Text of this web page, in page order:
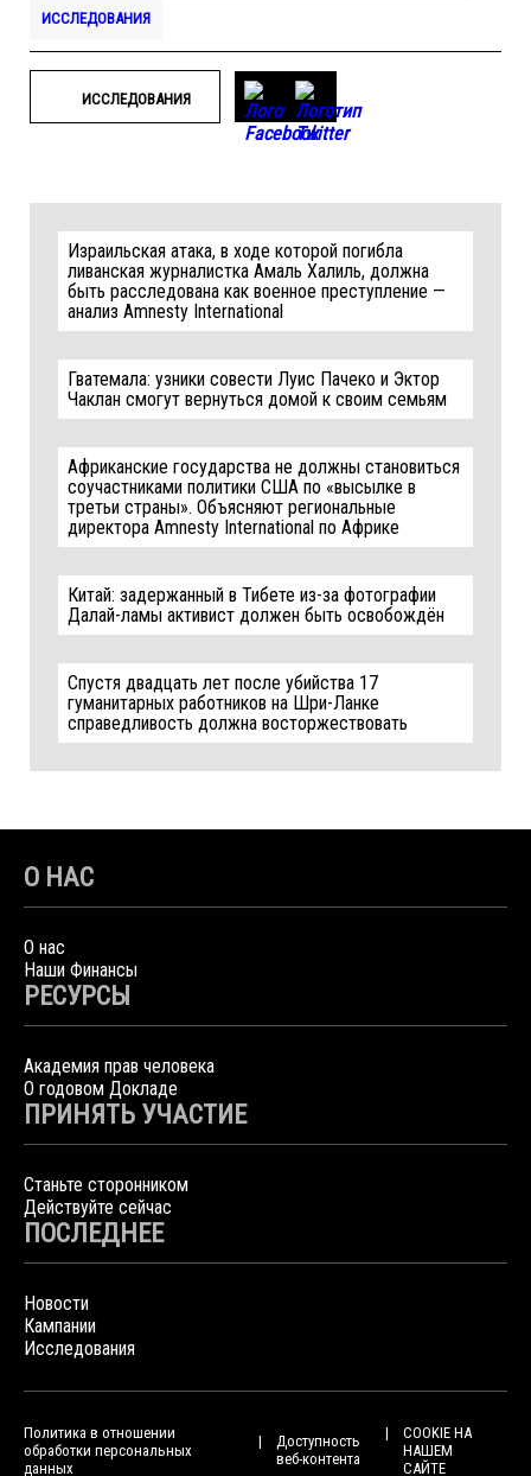
ИССЛЕДОВАНИЯ
ИССЛЕДОВАНИЯ
Израильская атака, в ходе которой погибла
ливанская журналистка Амаль Халиль, должна
быть расследована как военное преступление —
анализ Amnesty International
Гватемала: узники совести Луис Пачеко и Эктор
Чаклан смогут вернуться домой к своим семьям
Африканские государства не должны становиться
соучастниками политики США по «высылке в
третьи страны». Объясняют региональные
директора Amnesty International по Африке
Китай: задержанный в Тибете из-за фотографии
Далай-ламы активист должен быть освобождён
Спустя двадцать лет после убийства 17
гуманитарных работников на Шри-Ланке
справедливость должна восторжествовать
О НАС
О нас
Наши Финансы
РЕСУРСЫ
Академия прав человека
О годовом Докладе
ПРИНЯТЬ УЧАСТИЕ
Станьте сторонником
Действуйте сейчас
ПОСЛЕДНЕЕ
Новости
Кампании
Исследования
Политика в отношении
обработки персональных
данных
Доступность
веб-контента
COOKIE НА
НАШЕМ
САЙТЕ